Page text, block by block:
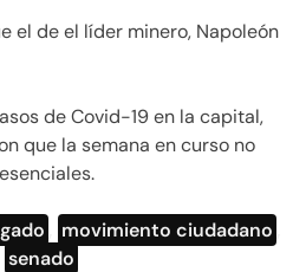
el de el líder minero, Napoleón
de Covid-19 en la capital,
que la semana en curso no
movimiento ciudadano
senado